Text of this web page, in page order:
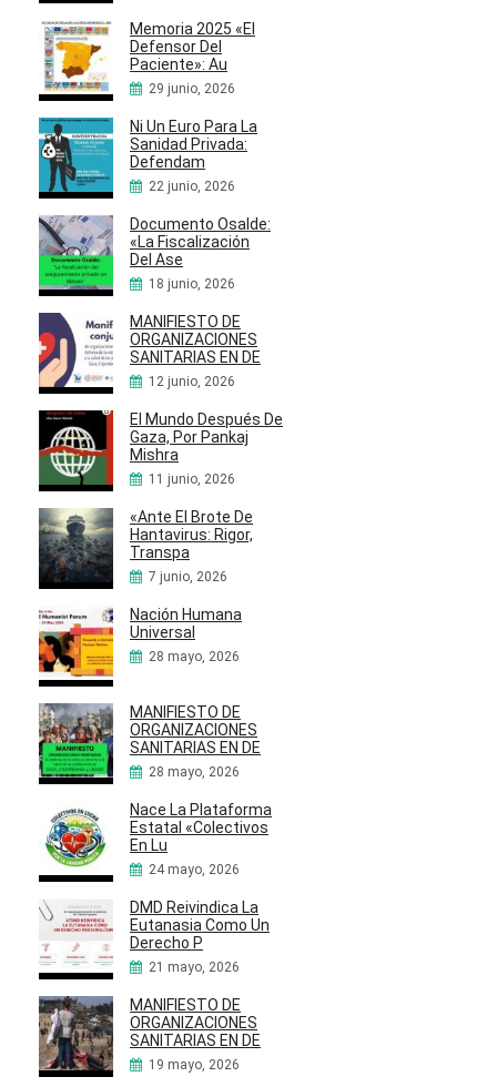
Memoria 2025 «El
Defensor Del
Paciente»: Au
29 junio, 2026
Ni Un Euro Para La
Sanidad Privada:
Defendam
22 junio, 2026
Documento Osalde:
«La Fiscalización
Del Ase
18 junio, 2026
MANIFIESTO DE
ORGANIZACIONES
SANITARIAS EN DE
12 junio, 2026
El Mundo Después De
Gaza, Por Pankaj
Mishra
11 junio, 2026
«Ante El Brote De
Hantavirus: Rigor,
Transpa
7 junio, 2026
Nación Humana
Universal
28 mayo, 2026
MANIFIESTO DE
ORGANIZACIONES
SANITARIAS EN DE
28 mayo, 2026
Nace La Plataforma
Estatal «Colectivos
En Lu
24 mayo, 2026
DMD Reivindica La
Eutanasia Como Un
Derecho P
21 mayo, 2026
MANIFIESTO DE
ORGANIZACIONES
SANITARIAS EN DE
19 mayo, 2026